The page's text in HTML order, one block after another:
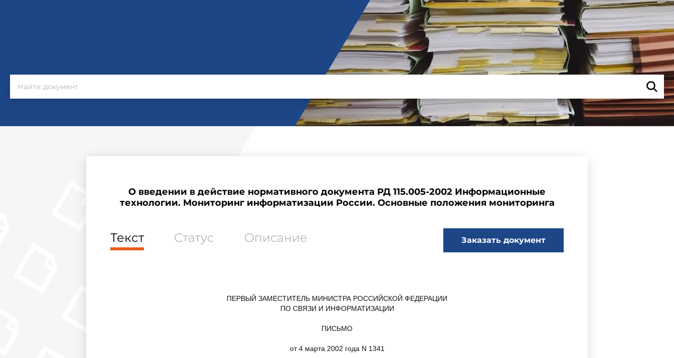
О введении в действие нормативного документа РД 115.005-2002 Информационные
технологии. Мониторинг информатизации России. Основные положения мониторинга
Текст Статус Описание Заказать документ
ПЕРВЫЙ ЗАМЕСТИТЕЛЬ МИНИСТРА РОССИЙСКОЙ ФЕДЕРАЦИИ
ПО СВЯЗИ И ИНФОРМАТИЗАЦИИ
ПИСЬМО
от 4 марта 2002 года N 1341